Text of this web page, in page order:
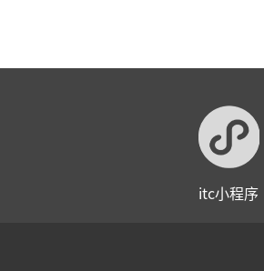
itc小程序